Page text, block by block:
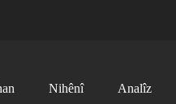
Nihênî Analîz